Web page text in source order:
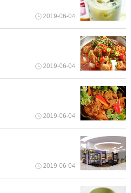
2019-06-04
2019-06-04
2019-06-04
2019-06-04